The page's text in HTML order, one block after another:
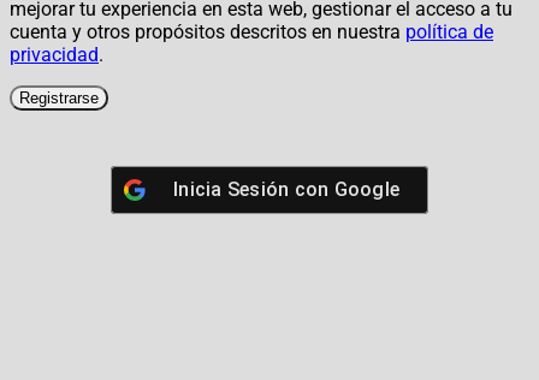
mejorar tu experiencia en esta web, gestionar el acceso a tu
cuenta y otros propósitos descritos en nuestra política de
privacidad.
Registrarse
Inicia Sesión con Google